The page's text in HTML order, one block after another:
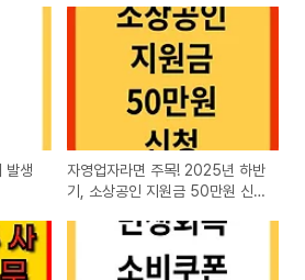
발생
자영업자라면 주목! 2025년 하반
기, 소상공인 지원금 50만원 신청